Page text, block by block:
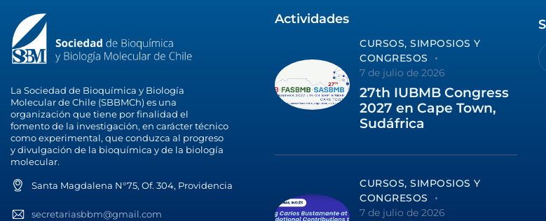
La Sociedad de Bioquímica y Biología
Molecular de Chile (SBBMCh) es una
organización que tiene por finalidad el
fomento de la investigación, en carácter técnico
como experimental, que conduzca al progreso
y divulgación de la bioquímica y de la biología
molecular.
Santa Magdalena N°75, Of. 304, Providencia
secretariasbbm@gmail.com
Actividades
CURSOS, SIMPOSIOS Y
CONGRESOS
7 de julio de 2026
27th IUBMB Congress
2027 en Cape Town,
Sudáfrica
CURSOS, SIMPOSIOS Y
CONGRESOS
7 de julio de 2026